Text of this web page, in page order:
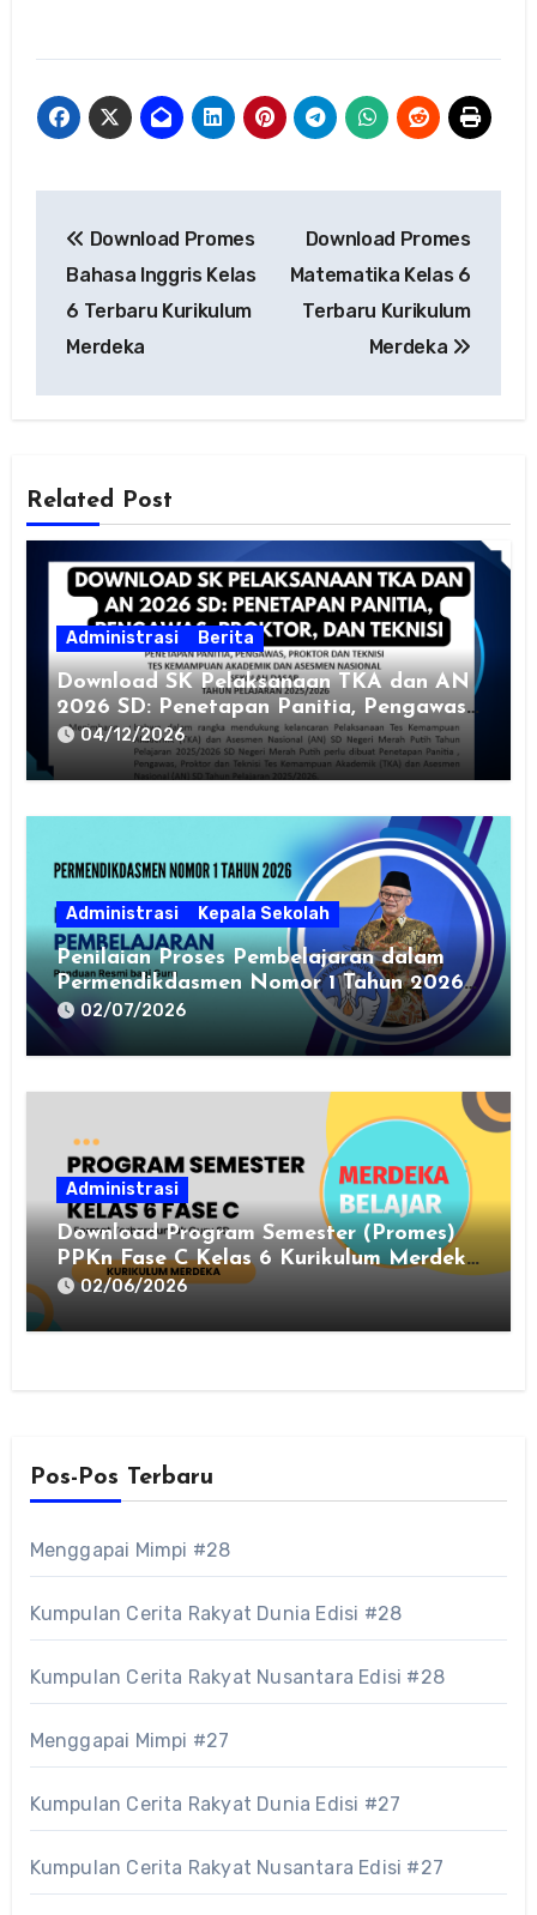
pos
Download Promes
Bahasa Inggris Kelas
6 Terbaru Kurikulum
Merdeka
Download Promes
Matematika Kelas 6
Terbaru Kurikulum
Merdeka
Related Post
Administrasi Berita
Download SK Pelaksanaan TKA dan AN
2026 SD: Penetapan Panitia, Pengawas,
Proktor, dan Teknisi
04/12/2026
Administrasi Kepala Sekolah
Penilaian Proses Pembelajaran dalam
Permendikdasmen Nomor 1 Tahun 2026:
Panduan Resmi bagi Guru
02/07/2026
Administrasi
Download Program Semester (Promes)
PPKn Fase C Kelas 6 Kurikulum Merdeka
Terbaru 2025
02/06/2026
Pos-Pos Terbaru
Menggapai Mimpi #28
Kumpulan Cerita Rakyat Dunia Edisi #28
Kumpulan Cerita Rakyat Nusantara Edisi #28
Menggapai Mimpi #27
Kumpulan Cerita Rakyat Dunia Edisi #27
Kumpulan Cerita Rakyat Nusantara Edisi #27